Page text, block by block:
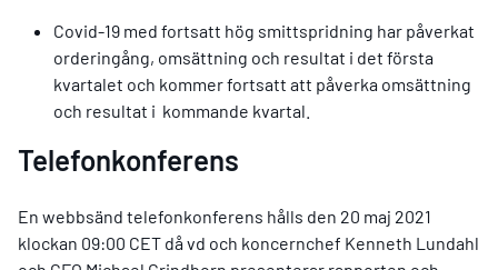
Covid-19 med fortsatt hög smittspridning har påverkat
orderingång, omsättning och resultat i det första
kvartalet och kommer fortsatt att påverka omsättning
och resultat i kommande kvartal.
Telefonkonferens
En webbsänd telefonkonferens hålls den 20 maj 2021
klockan 09:00 CET då vd och koncernchef Kenneth Lundahl